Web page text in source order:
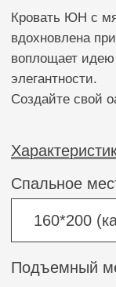
Подъемный
3D модель
result